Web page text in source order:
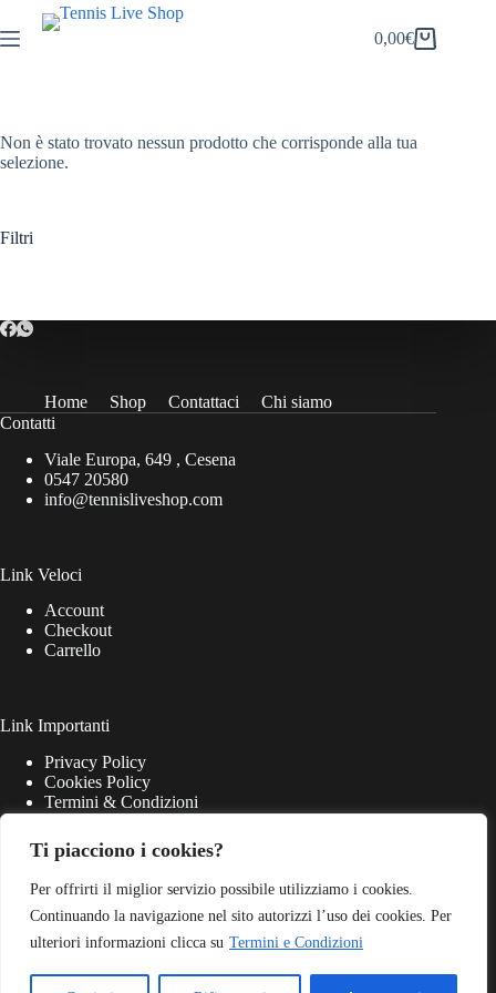
Ti piacciono i cookies?
Per offrirti il miglior servizio possibile utilizziamo i cookies.
Continuando la navigazione nel sito autorizzi l’uso dei cookies. Per
ulteriori informazioni clicca su Termini e Condizioni
al
contenuto
Carrello
0,00€
Non è stato trovato nessun prodotto che corrisponde alla tua
selezione.
Filtri
Home Shop Contattaci
Chi siamo
Contatti
Viale Europa, 649 , Cesena
0547 20580
info@tennisliveshop.com
Link Veloci
Account
Checkout
Carrello
Link Importanti
Privacy Policy
Cookies Policy
Termini & Condizioni